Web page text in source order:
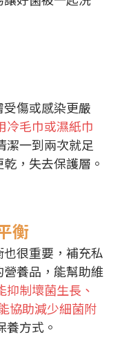
傷或感染更嚴
冷毛巾或濕紙巾
潔一到兩次就足
，失去保護層。
衡
很重要，補充私
養品，能幫助維
抑制壞菌生長、
協助減少細菌附
養方式。